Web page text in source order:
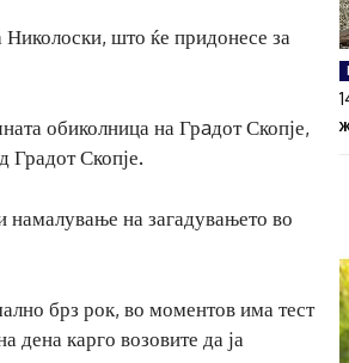
Николоски, што ќе придонесе за
обиколница на Грaдот Скопје,
Градот Скопје.
намалување на загадувањето во
брз рок, во моментов има тест
дена карго возовите да ја